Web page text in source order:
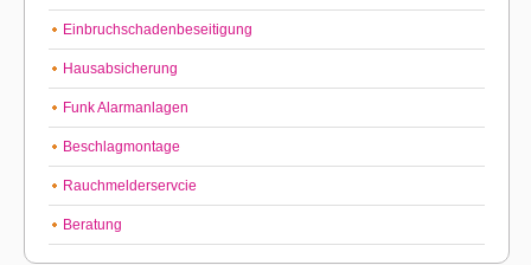
Einbruchschadenbeseitigung
Hausabsicherung
Funk Alarmanlagen
Beschlagmontage
Rauchmelderservcie
Beratung